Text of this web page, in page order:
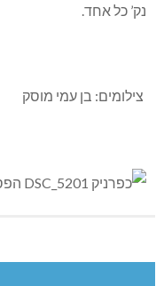
נק’ כל אחד.
צילומים: בן עמי מוסק